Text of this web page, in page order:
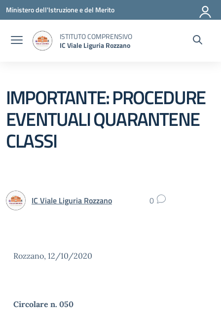
Vai ai contenuti
Vai al menu di navigazione
Vai al footer
Ministero dell'Istruzione e del Merito
ISTITUTO COMPRENSIVO
IC Viale Liguria Rozzano
IMPORTANTE: PROCEDURE
EVENTUALI QUARANTENE
CLASSI
IC Viale Liguria Rozzano 0
Rozzano, 12/10/2020
Circolare n. 050